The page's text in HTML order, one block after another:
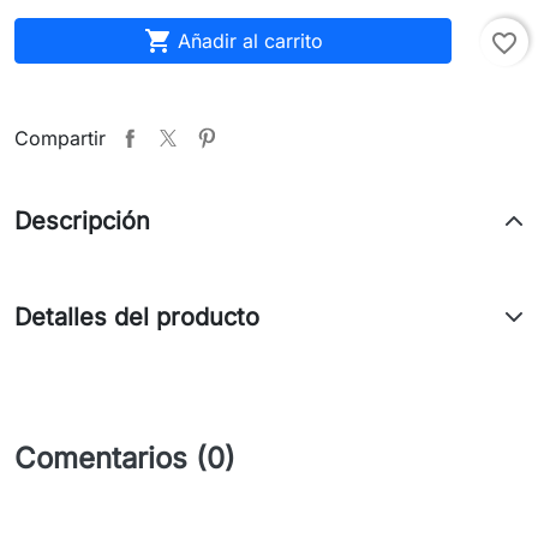
 Añadir al carrito favorite_border
Compartir
Descripción
Detalles del producto
Comentarios (0)